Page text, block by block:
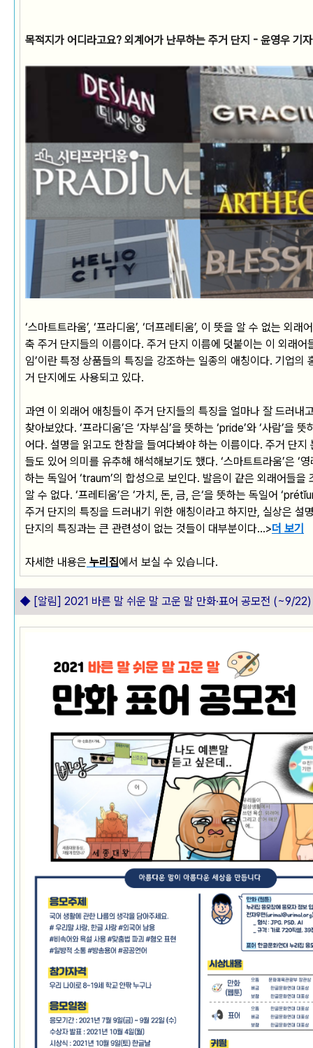
목적지가 어디라고요? 외계어가 난무하는 주거 단지 - 윤영우 기자
‘스마트트라움’, ‘프라디움’, ‘더프레티움’, 이 뜻을 알 수 없는 외
축 주거 단지들의 이름이다. 주거 단지 이름에 덧붙이는 이 외래어
임’이란 특정 상품들의 특징을 강조하는 일종의 애칭이다. 기업의
거 단지에도 사용되고 있다.
과연 이 외래어 애칭들이 주거 단지들의 특징을 얼마나 잘 드러내
찾아보았다. ‘프라디움’은 ‘자부심’을 뜻하는 ‘pride’와 ‘사람’을 뜻
어다. 설명을 읽고도 한참을 들여다봐야 하는 이름이다. 주거 단
들도 있어 의미를 유추해 해석해보기도 했다. ‘스마트트라움’은 ‘
하는 독일어 ‘traum’의 합성으로 보인다. 발음이 같은 외래어들
알 수 없다. ‘프레티움’은 ‘가치, 돈, 금, 은‘을 뜻하는 독일어
주거 단지의 특징을 드러내기 위한 애칭이라고 하지만, 실상은 설
단지의 특징과는 큰 관련성이 없는 것들이 대부분이다...>더 보기
자세한 내용은 누리집에서 보실 수 있습니다.
◆ [알림] 2021 바른 말 쉬운 말 고운 말 만화·표어 공모전 (~9/22)